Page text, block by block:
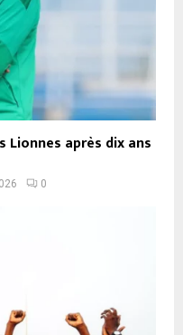
Lionnes après dix ans
0